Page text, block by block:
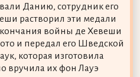
Данию, сотрудник его
растворил эти медали
войны де Хевеши
и передал его Шведской
которая изготовила
вручила их фон Лауэ